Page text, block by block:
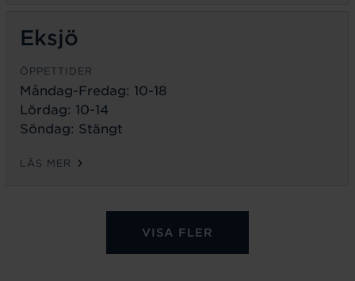
Eksjö
ÖPPETTIDER
Måndag-Fredag: 10-18
Lördag: 10-14
Söndag: Stängt
LÄS MER
VISA FLER